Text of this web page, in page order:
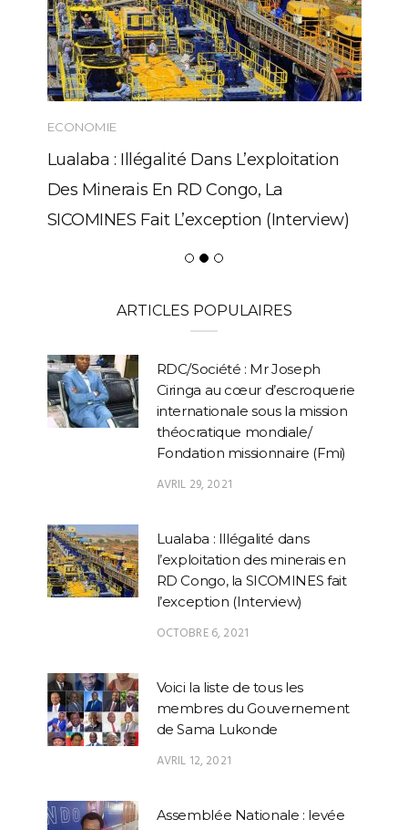
ECONOMIE
Lualaba : Illégalité Dans L’exploitation
Des Minerais En RD Congo, La
SICOMINES Fait L’exception (Interview)
ARTICLES POPULAIRES
RDC/Société : Mr Joseph
Ciringa au cœur d’escroquerie
internationale sous la mission
théocratique mondiale/
Fondation missionnaire (Fmi)
AVRIL 29, 2021
Lualaba : Illégalité dans
l’exploitation des minerais en
RD Congo, la SICOMINES fait
l’exception (Interview)
OCTOBRE 6, 2021
Voici la liste de tous les
membres du Gouvernement
de Sama Lukonde
AVRIL 12, 2021
Assemblée Nationale : levée